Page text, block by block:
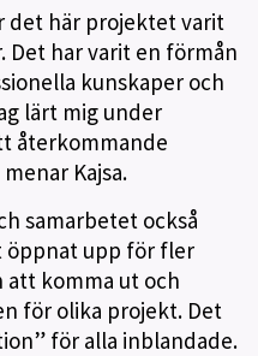
det här projektet varit
Det har varit en förmån
kunskaper och
lärt mig under
återkommande
Kajsa.
samarbetet också
öppnat upp för fler
komma ut och
för olika projekt. Det
för alla inblandade.